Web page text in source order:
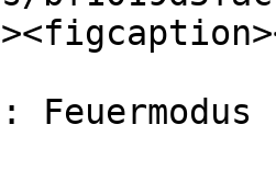
Feuermodus